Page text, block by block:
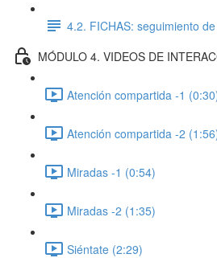
4.2. FICHAS: seguimiento
MÓDULO 4. VIDEOS DE
Atención compartida -1
Atención compartida -2
Miradas -1 (0:54)
Miradas -2 (1:35)
Siéntate (2:29)